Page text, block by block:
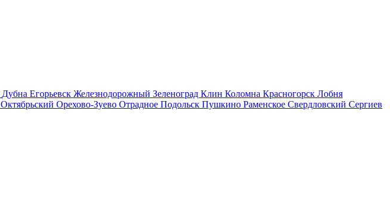
Дубна Егорьевск Железнодорожный Зеленоград Клин Коломна Красногорск Лобня
Октябрьский Орехово-Зуево Отрадное Подольск Пушкино Раменское Свердловский Сергиев